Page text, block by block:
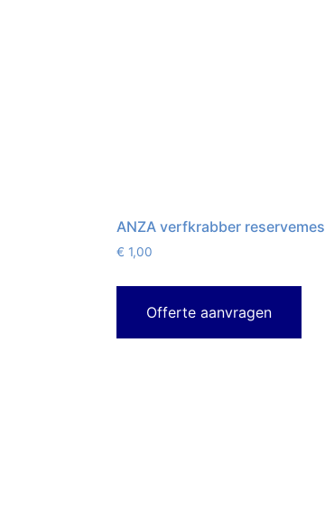
ANZA verfkrabber reservemes
€ 1,00
Offerte aanvragen